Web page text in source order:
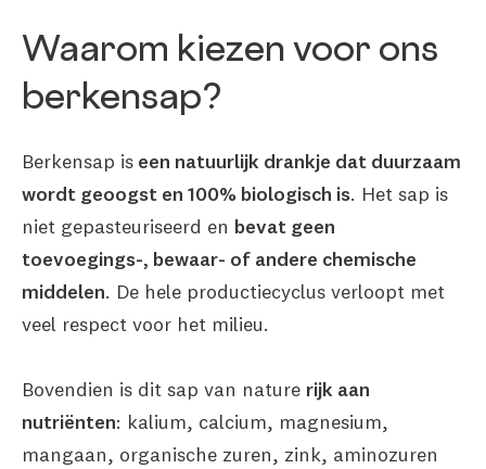
Waarom kiezen voor ons
berkensap?
Berkensap is een natuurlijk drankje dat duurzaam
wordt geoogst en 100% biologisch is. Het sap is
niet gepasteuriseerd en bevat geen
toevoegings-, bewaar- of andere chemische
middelen. De hele productiecyclus verloopt met
veel respect voor het milieu.
Bovendien is dit sap van nature rijk aan
nutriënten: kalium, calcium, magnesium,
mangaan, organische zuren, zink, aminozuren